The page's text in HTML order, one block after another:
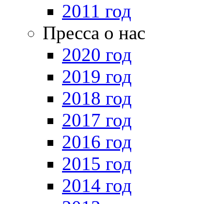
2011 год
Пресса о нас
2020 год
2019 год
2018 год
2017 год
2016 год
2015 год
2014 год